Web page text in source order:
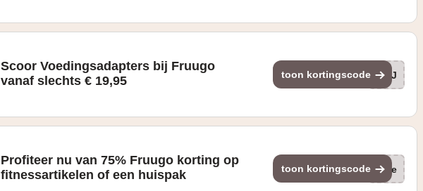
Scoor Voedingsadapters bij Fruugo
vanaf slechts € 19,95
toon kortingscode SvJ
Profiteer nu van 75% Fruugo korting op
fitnessartikelen of een huispak
toon kortingscode (ge